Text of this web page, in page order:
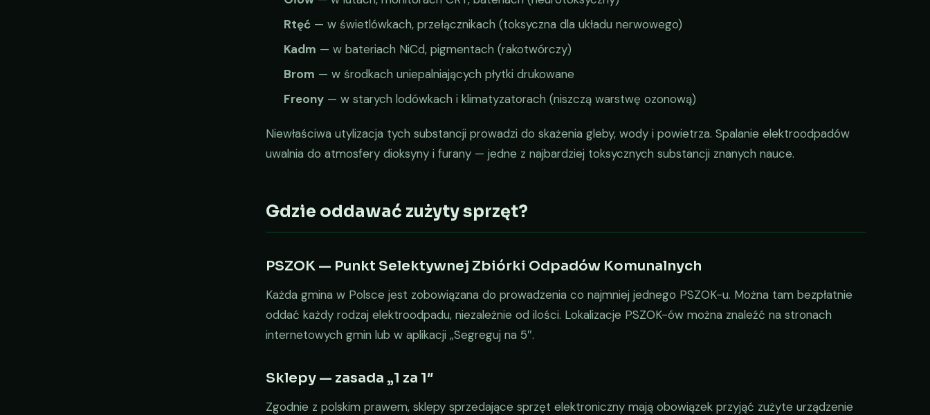
Rtęć— w świetlówkach, przełącznikach (toksyczna dla układu nerwowego)
Kadm — w bateriach NiCd, pigmentach (rakotwórczy)
Brom — w środkach uniepalniających płytki drukowane
Freony— w starych lodówkach i klimatyzatorach (niszczą warstwę ozonową)
Niewłaściwa utylizacja tych substancji prowadzi do skażenia gleby, wody i powietrza. Spalanie elektroodpadów
uwalnia do atmosfery dioksyny i furany — jedne z najbardziej toksycznych substancji znanych nauce.
Gdzie oddawać zużyty sprzęt?
PSZOK — Punkt Selektywnej Zbiórki Odpadów Komunalnych
Każda gmina w Polsce jest zobowiązana do prowadzenia co najmniej jednego PSZOK-u. Można tam bezpłatnie
oddać każdy rodzaj elektroodpadu, niezależnie od ilości. Lokalizacje PSZOK-ów można znaleźć na stronach
internetowych gmin lub w aplikacji „Segreguj na 5″.
Sklepy — zasada „1 za 1″
Zgodnie z polskim prawem, sklepy sprzedające sprzęt elektroniczny mają obowiązek przyjąć zużyte urządzenie